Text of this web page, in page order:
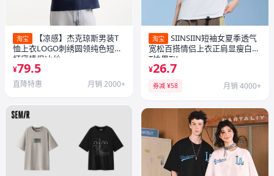
淘宝
【凉感】杰克琼斯男装T
恤上衣LOGO刺绣圆领纯色短袖
打底情侣冰丝
¥79.5
直降特惠 月销 2000+
淘宝
SIINSIIN短袖女夏季透气
宽松百搭情侣上衣正肩显瘦白色
T恤男TK
¥26.7
券减 ¥58 月销 4000+